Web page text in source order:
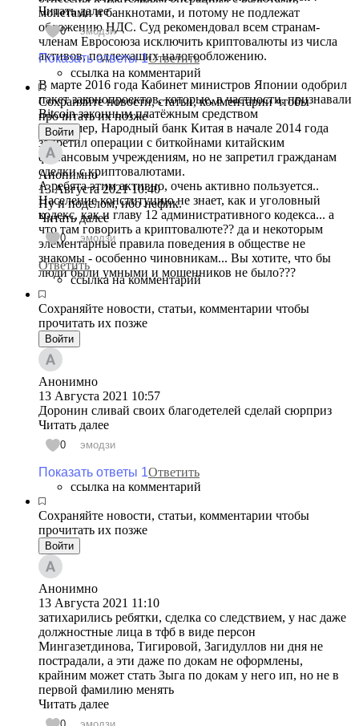
монетами и банкнотами, и потому не подлежат
обложению НДС. Суд рекомендовал всем странам-
членам Евросоюза исключить криптовалюты из числа
активов, подлежащих налогообложению.
В марте 2016 года Кабинет министров Японии одобрил
пакет законопроектов, которые, в частности, признавали
Bitcoin законным платёжным средством
Например, Народный банк Китая в начале 2014 года
запретил операции с биткойнами китайским
финансовым учреждениям, но не запретил гражданам
сделки с криптовалютами.
А ребята этим активно, очень активно пользуется..
Население конституцию не знает, как и уголовный
кодекс, как и главу 12 административного кодекса... а
что там говорить а криптовалюте?? да и некоторым
элементарные правила поведения в обществе не
знакомы - особенно чиновникам... Вы хотите, что бы
люди были умными и мошенников не было???
Читать далее
0 эмодзи
Показать ответы 1Ответить
ссылка на комментарий
Сохраняйте новости, статьи, комментарии чтобы
прочитать их позже
Войти
Анонимно
13 Августа 202110:40
Ну и поделом, ибо нефик.
Читать далее
0 эмодзи
Ответить
ссылка на комментарий
Сохраняйте новости, статьи, комментарии чтобы
прочитать их позже
Войти
Анонимно
13 Августа 2021 10:57
Доронин сливай своих благодетелей сделай сюрприз
Читать далее
0 эмодзи
Показать ответы 1Ответить
ссылка на комментарий
Сохраняйте новости, статьи, комментарии чтобы
прочитать их позже
Войти
Анонимно
13 Августа 2021 11:10
затихарились ребятки, сделка со следствием, у нас даже
должностные лица в тфб в виде персон
Мингазетдинова, Тигировой, Загидуллов ни дня не
пострадали, а эти даже по докам не оформлены,
крайним может стать Зыга по докам у него ип, но не в
первой фамилию менять
Читать далее